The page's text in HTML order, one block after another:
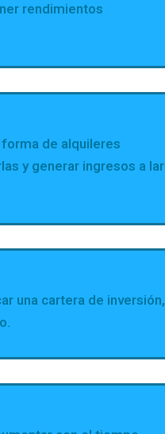
rendimientos
de alquileres
y generar ingresos a
una cartera de inversión,